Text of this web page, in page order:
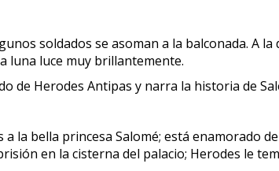
soldados se asoman a la balconada. A
luna luce muy brillantemente.
Herodes Antipas y narra la historia de
la bella princesa Salomé; está enamorado
en la cisterna del palacio; Herodes le